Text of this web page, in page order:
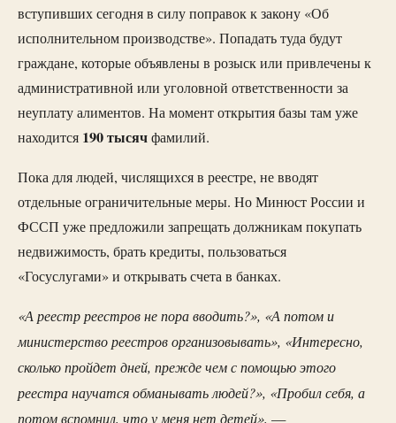
вступивших сегодня в силу поправок к закону «Об
исполнительном производстве». Попадать туда будут
граждане, которые объявлены в розыск или привлечены к
административной или уголовной ответственности за
неуплату алиментов. На момент открытия базы там уже
находится 190 тысячфамилий.
Пока для людей, числящихся в реестре, не вводят
отдельные ограничительные меры. Но Минюст России и
ФССП уже предложили запрещать должникам покупать
недвижимость, брать кредиты, пользоваться
«Госуслугами» и открывать счета в банках.
«А реестр реестров не пора вводить?», «А потом и
министерство реестров организовывать», «Интересно,
сколько пройдет дней, прежде чем с помощью этого
реестра научатся обманывать людей?», «Пробил себя, а
потом вспомнил, что у меня нет детей», —